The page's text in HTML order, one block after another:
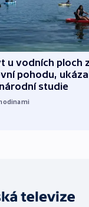
u vodních ploch
pohodu,
studie